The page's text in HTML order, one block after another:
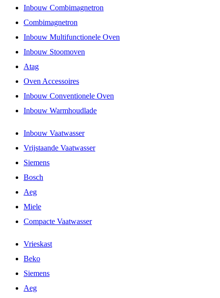
Inbouw Combimagnetron
Combimagnetron
Inbouw Multifunctionele Oven
Inbouw Stoomoven
Atag
Oven Accessoires
Inbouw Conventionele Oven
Inbouw Warmhoudlade
Inbouw Vaatwasser
Vrijstaande Vaatwasser
Siemens
Bosch
Aeg
Miele
Compacte Vaatwasser
Vrieskast
Beko
Siemens
Aeg